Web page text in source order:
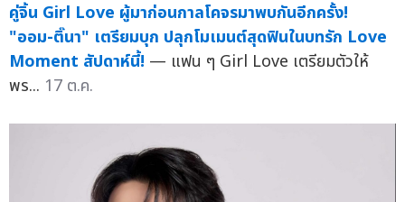
คู่จิ้น Girl Love ผู้มาก่อนกาลโคจรมาพบกันอีกครั้ง!
"ออม-ติ๊นา" เตรียมบุก ปลุกโมเมนต์สุดฟินในบทรัก Love
Moment สัปดาห์นี้! — แฟน ๆ Girl Love เตรียมตัวให้
พร... 17 ต.ค.